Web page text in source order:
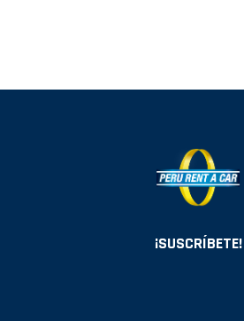
¡SUSCRÍBETE!